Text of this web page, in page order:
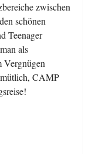
zwischen
schönen
Teenager
als
Vergnügen
CAMP